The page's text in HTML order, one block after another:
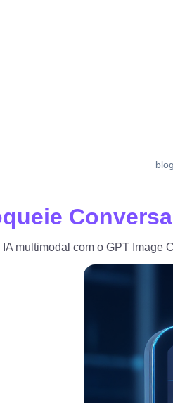
blog
multimodal com o GPT Image